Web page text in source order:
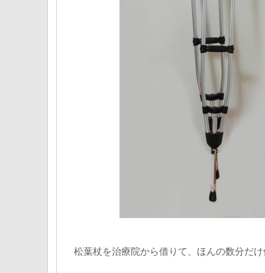
松葉杖を治療院から借りて、ほんの数分だ